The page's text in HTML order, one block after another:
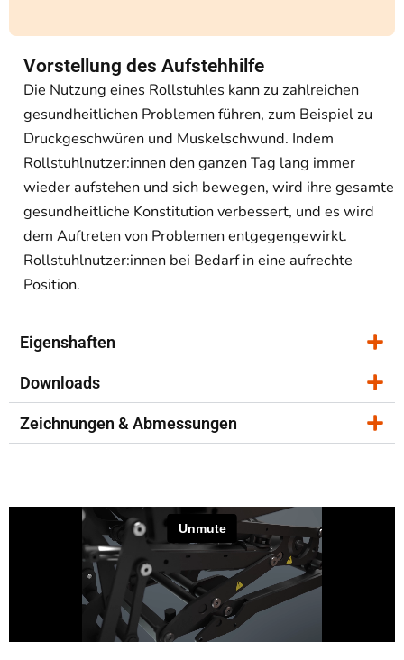
Vorstellung des Aufstehhilfe
Die Nutzung eines Rollstuhles kannzu zahlreichen
gesundheitlichen Problemenführen,zum Beispielzu
Druckgeschwüren und Muskelschwund. Indem
Rollstuhlnutzer:innendenganzenTag lang immer
wieder aufstehen und sich bewegen,wird ihre gesamte
gesundheitliche Konstitutionverbessert, und eswird
demAuftretenvon Problemenentgegengewirkt.
Rollstuhlnutzer:innen bei Bedarfineine aufrechte
Position.
Eigenshaften
Downloads
Zeichnungen & Abmessungen